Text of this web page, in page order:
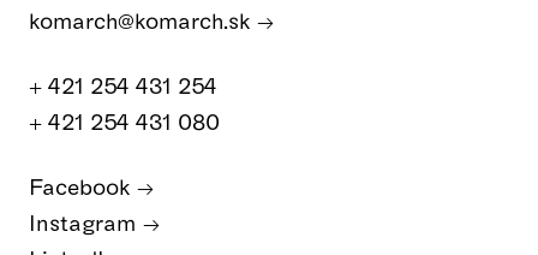
komarch@komarch.sk
+ 421 254 431 254
+ 421 254 431 080
Facebook
Instagram